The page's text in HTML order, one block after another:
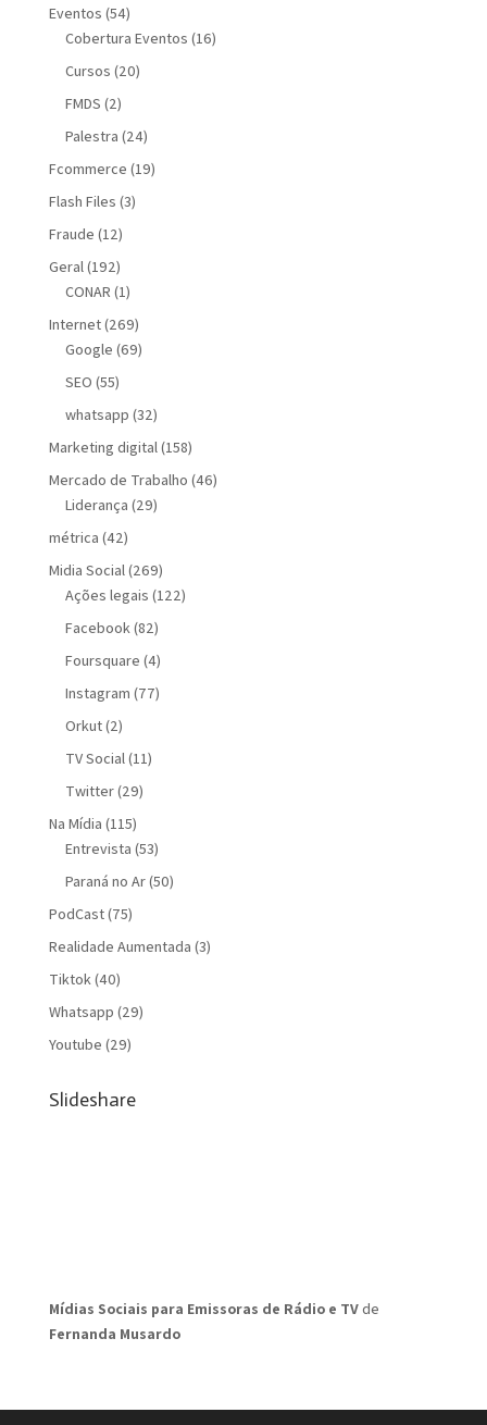
Eventos (54)
Cobertura Eventos (16)
Cursos (20)
FMDS (2)
Palestra (24)
Fcommerce (19)
Flash Files (3)
Fraude (12)
Geral(192)
CONAR (1)
Internet(269)
Google (69)
SEO (55)
whatsapp (32)
Marketing digital(158)
Mercado de Trabalho (46)
Liderança (29)
métrica (42)
Midia Social(269)
Ações legais (122)
Facebook(82)
Foursquare (4)
Instagram (77)
Orkut(2)
TV Social(11)
Twitter(29)
Na Mídia (115)
Entrevista (53)
Paraná no Ar(50)
PodCast(75)
Realidade Aumentada (3)
Tiktok(40)
Whatsapp (29)
Youtube (29)
Slideshare
Mídias Sociais para Emissoras de Rádio e TVde
Fernanda Musardo